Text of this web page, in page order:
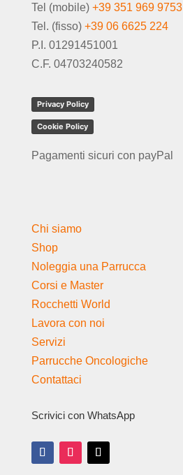
Tel (mobile) +39 351 969 9753
Tel. (fisso) +39 06 6625 224
P.I. 01291451001
C.F. 04703240582
Privacy Policy
Cookie Policy
Pagamenti sicuri con payPal
Chi siamo
Shop
Noleggia una Parrucca
Corsi e Master
Rocchetti World
Lavora con noi
Servizi
Parrucche Oncologiche
Contattaci
Scrivici con WhatsApp